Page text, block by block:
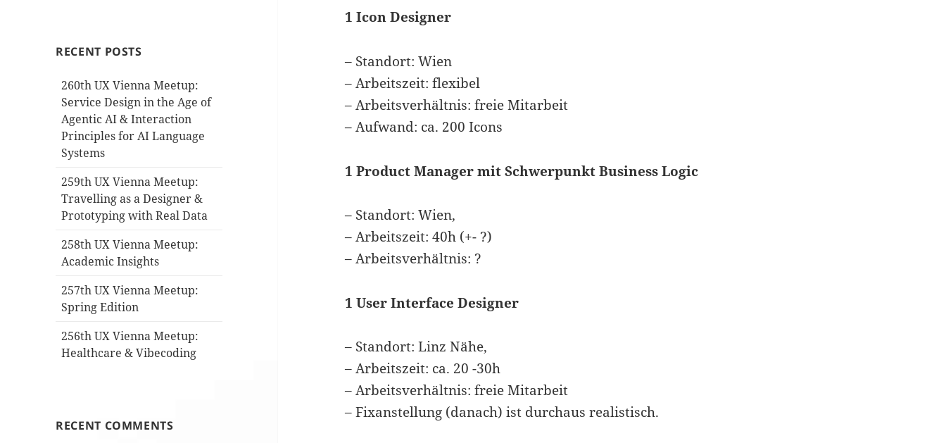
RECENT POSTS
260th UX Vienna Meetup:
Service Design in the Age of
Agentic AI & Interaction
Principles for AI Language
Systems
259th UX Vienna Meetup:
Travelling as a Designer &
Prototyping with Real Data
258th UX Vienna Meetup:
Academic Insights
257th UX Vienna Meetup:
Spring Edition
256th UX Vienna Meetup:
Healthcare & Vibecoding
RECENT COMMENTS
1 Icon Designer
– Standort: Wien
– Arbeitszeit: flexibel
– Arbeitsverhältnis: freie Mitarbeit
– Aufwand: ca. 200 Icons
1 Product Manager mit Schwerpunkt Business Logic
– Standort: Wien,
– Arbeitszeit: 40h (+- ?)
– Arbeitsverhältnis: ?
1 User Interface Designer
– Standort: Linz Nähe,
– Arbeitszeit: ca. 20 -30h
– Arbeitsverhältnis: freie Mitarbeit
– Fixanstellung (danach) ist durchaus realistisch.